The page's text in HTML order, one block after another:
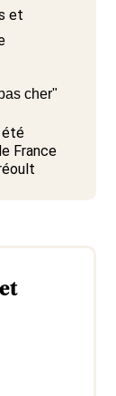
et
été
France